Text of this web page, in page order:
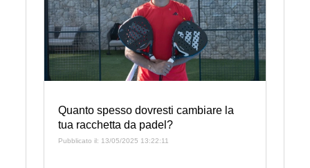
Quanto spesso dovresti cambiare la
tua racchetta da padel?
Pubblicato il: 13/05/2025 13:22:11